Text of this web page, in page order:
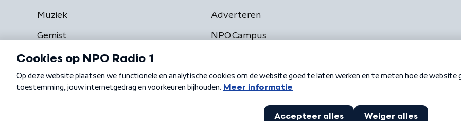
Muziek
Gemist
Adverteren
NPO Campus
Algemene voorwaarden Privacybeleid